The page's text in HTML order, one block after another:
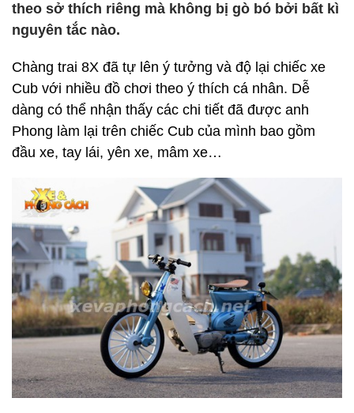
theo sở thích riêng mà không bị gò bó bởi bất kì
nguyên tắc nào.
Chàng trai 8X đã tự lên ý tưởng và độ lại chiếc xe
Cub với nhiều đồ chơi theo ý thích cá nhân. Dễ
dàng có thể nhận thấy các chi tiết đã được anh
Phong làm lại trên chiếc Cub của mình bao gồm
đầu xe, tay lái, yên xe, mâm xe…